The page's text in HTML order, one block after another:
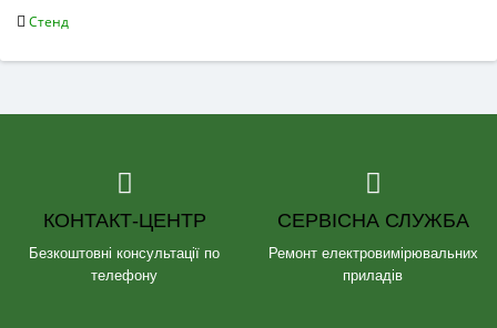
Стенд
КОНТАКТ-ЦЕНТР
Безкоштовні консультації по
телефону
СЕРВІСНА СЛУЖБА
Ремонт електровимірювальних
приладів